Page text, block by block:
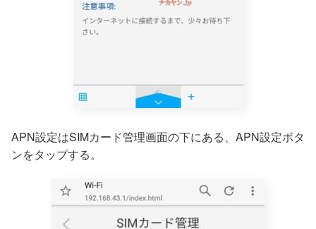
APN設定はSIMカード管理画面の下にある、APN設定ボタ
ンをタップする。